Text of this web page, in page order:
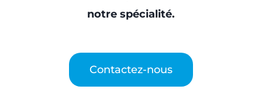
notre spécialité.
Contactez-nous